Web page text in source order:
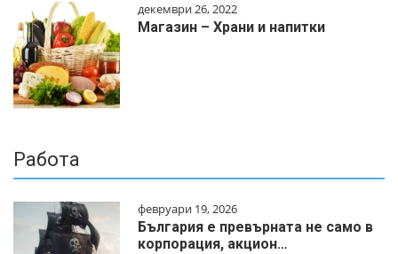
декември 26, 2022
Магазин – Храни и напитки
Работа
февруари 19, 2026
България е превърната не само в
корпорация, акцион…